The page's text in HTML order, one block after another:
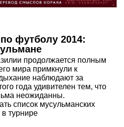
футболу 2014:
продолжается полным
мира примкнули к
наблюдают за
года удивителен тем, что
неожиданны.
список мусульманских
турнире